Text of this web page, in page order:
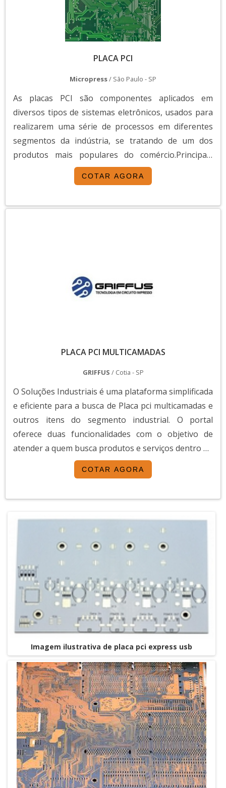
PLACA PCI
Micropress/ São Paulo - SP
As placas PCI são componentes aplicados em
diversos tipos de sistemas eletrônicos, usados para
realizarem uma série de processos em diferentes
segmentos da indústria, se tratando de um dos
produtos mais populares do comércio.Principais
pontos positivosAlém de ter um preço de compra
bastante atraente, a placa PCI possui: Boa
Melhor custo-benefício.O produto é extremamente
COTAR AGORA
PLACA PCI MULTICAMADAS
GRIFFUS / Cotia - SP
O Soluções Industriais é uma plataforma simplificada
e eficiente para a busca de Placa pci multicamadas e
outros itens do segmento industrial. O portal
oferece duas funcionalidades com o objetivo de
atender a quem busca produtos e serviços dentro do
segmento industrial ou empresas com interesse na
divulgação de seus produtos e serviços de forma
COTAR AGORA
Imagem ilustrativa de placa pci express usb